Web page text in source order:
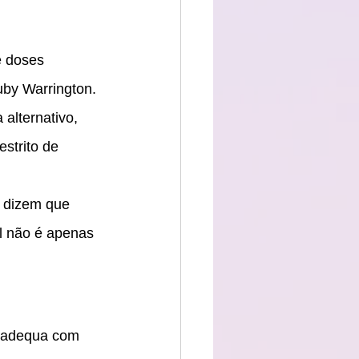
doses
Warrington.
alternativo,
de
que
não é apenas
com